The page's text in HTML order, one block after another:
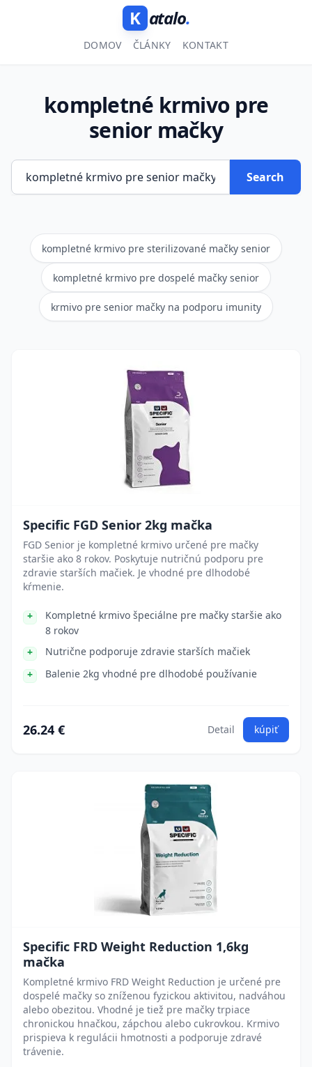
K atalo.
DOMOV ČLÁNKY KONTAKT
kompletné krmivo pre
senior mačky
Search
kompletné krmivo pre sterilizované mačky senior
kompletné krmivo pre dospelé mačky senior
krmivo pre senior mačky na podporu imunity
Specific FGD Senior 2kg mačka
FGD Senior je kompletné krmivo určené pre mačky
staršie ako 8 rokov. Poskytuje nutričnú podporu pre
zdravie starších mačiek. Je vhodné pre dlhodobé
kŕmenie.
Kompletné krmivo špeciálne pre mačky staršie ako
8 rokov
Nutrične podporuje zdravie starších mačiek
Balenie 2kg vhodné pre dlhodobé používanie
26.24 € Detail kúpiť
Specific FRD Weight Reduction 1,6kg
mačka
Kompletné krmivo FRD Weight Reduction je určené pre
dospelé mačky so zníženou fyzickou aktivitou, nadváhou
alebo obezitou. Vhodné je tiež pre mačky trpiace
chronickou hnačkou, zápchou alebo cukrovkou. Krmivo
prispieva k regulácii hmotnosti a podporuje zdravé
trávenie.